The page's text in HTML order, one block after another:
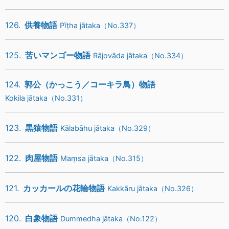
126. 供養物語 Pīṭha jātaka（No.337）
125. 苦いマンゴー物語 Rājovāda jātaka（No.334）
124. 郭公（かっこう／コーキラ鳥）物語
Kokila jātaka（No.331）
123. 黒猿物語 Kālabāhu jātaka（No.329）
122. 肉屋物語 Maṃsa jātaka（No.315）
121. カッカールの花輪物語 Kakkāru jātaka（No.326）
120. 白象物語 Dummedha jātaka（No.122）